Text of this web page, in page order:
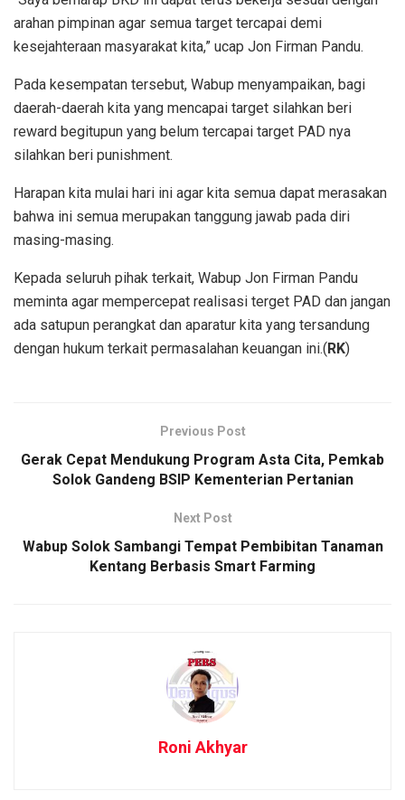
arahan pimpinan agar semua target tercapai demi
kesejahteraan masyarakat kita,” ucap Jon Firman Pandu.
Pada kesempatan tersebut, Wabup menyampaikan, bagi
daerah-daerah kita yang mencapai target silahkan beri
reward begitupun yang belum tercapai target PAD nya
silahkan beri punishment.
Harapan kita mulai hari ini agar kita semua dapat merasakan
bahwa ini semua merupakan tanggung jawab pada diri
masing-masing.
Kepada seluruh pihak terkait, Wabup Jon Firman Pandu
meminta agar mempercepat realisasi terget PAD dan jangan
ada satupun perangkat dan aparatur kita yang tersandung
dengan hukum terkait permasalahan keuangan ini.(RK)
Previous Post
Gerak Cepat Mendukung Program Asta Cita, Pemkab
Solok Gandeng BSIP Kementerian Pertanian
Next Post
Wabup Solok Sambangi Tempat Pembibitan Tanaman
Kentang Berbasis Smart Farming
Roni Akhyar